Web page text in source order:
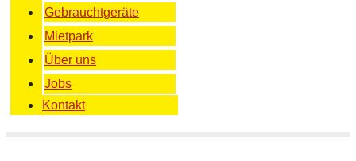
Gebrauchtgeräte
Mietpark
Über uns
Jobs
Kontakt